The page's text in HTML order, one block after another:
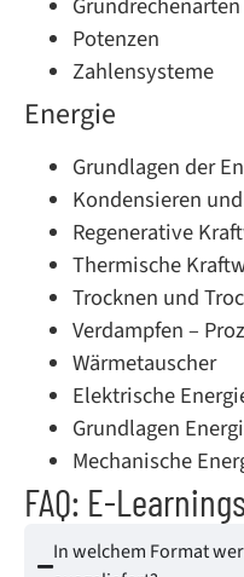
Grundrechenarten
Potenzen
Zahlensysteme
Energie
Grundlagen der
Kondensieren
Regenerative
Thermische
Trocknen und
Verdampfen –
Wärmetauscher
Elektrische
Grundlagen
Mechanische
FAQ: E-Learnings
In welchem Format